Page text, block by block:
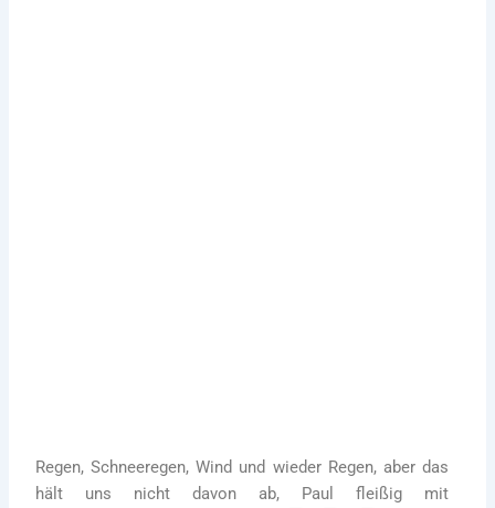
Regen, Schneeregen, Wind und wieder Regen, aber das
hält uns nicht davon ab, Paul fleißig mit